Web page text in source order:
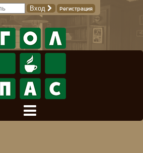
Вход Регистрация